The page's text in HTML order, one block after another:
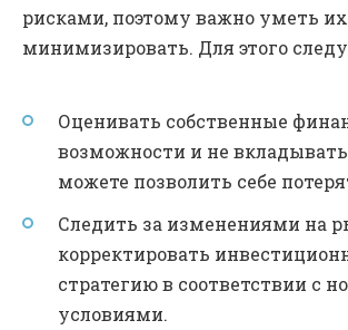
рисками, поэтому важно уметь их
минимизировать. Для этого
Оценивать собственные
возможности и не
можете позволить себе
Следить за изменениями на
корректировать
стратегию в соответствии с
условиями.